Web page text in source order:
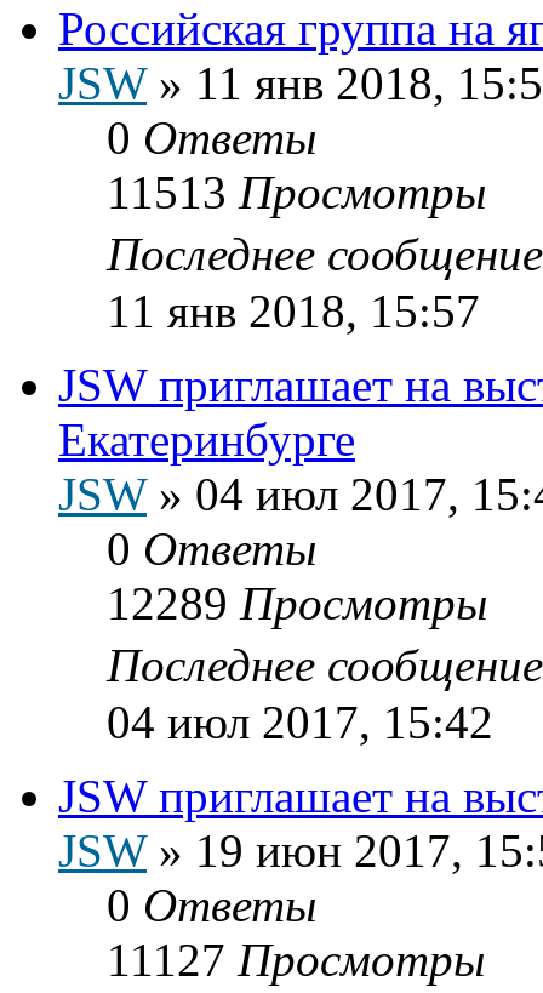
Российская группа на
JSW» 11 янв 2018,
0 Ответы
11513 Просмотры
Последнее
11 янв 2018, 15:57
JSW приглашает на
Екатеринбурге
JSW» 04 июл 2017,
0 Ответы
12289 Просмотры
Последнее
04 июл 2017, 15:42
JSW приглашает на
JSW» 19 июн 2017,
0 Ответы
11127 Просмотры